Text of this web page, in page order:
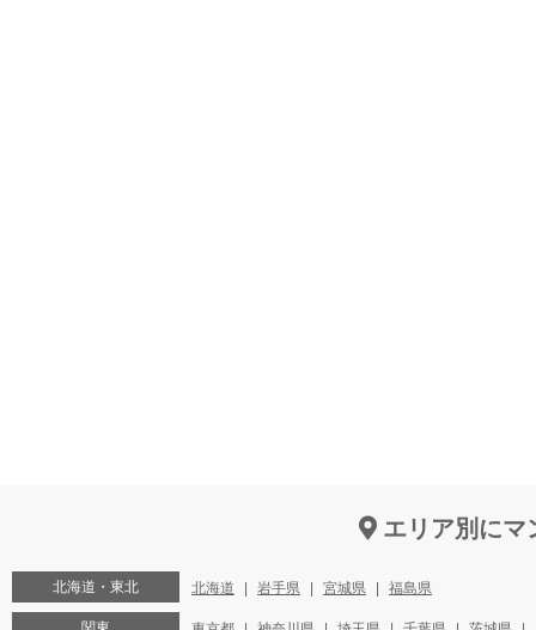
エリア別にマ
北海道・東北 北海道 岩手県 宮城県 福島県